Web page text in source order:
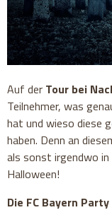
Auf der Tour bei
Teilnehmer, was
hat und wieso diese
haben. Denn an
als sonst irgendwo in
Halloween!
Die FC Bayern Party